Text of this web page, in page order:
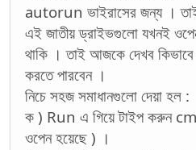
autorun ভাইরাসের জন্য ।
এই জাতীয় ড্রাইভগুলো যখনই
থাকি । তাই আজকে দেখব
করতে পারবেন ।
নিচে সহজ সমাধানগুলো দেয়া হল :
ক ) Run এ গিয়ে টাইপ করুন
ওপেন হয়েছে ) ।